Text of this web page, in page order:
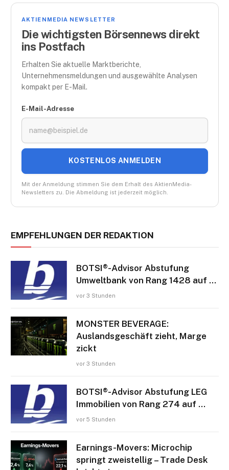
AKTIENMEDIA NEWSLETTER
Die wichtigsten Börsennews direkt
ins Postfach
Erhalten Sie aktuelle Marktberichte,
Unternehmensmeldungen und ausgewählte Analysen
kompakt per E-Mail.
E-Mail-Adresse
KOSTENLOS ANMELDEN
Mit der Anmeldung stimmen Sie dem Erhalt des AktienMedia-
Newsletters zu. Die Abmeldung ist jederzeit möglich.
EMPFEHLUNGEN DER REDAKTION
BOTSI®-Advisor Abstufung
Umweltbank von Rang 1428 auf …
vor 3 Stunden
MONSTER BEVERAGE:
Auslandsgeschäft zieht, Marge
zickt
vor 3 Stunden
BOTSI®-Advisor Abstufung LEG
Immobilien von Rang 274 auf …
vor 5 Stunden
Earnings-Movers: Microchip
springt zweistellig – Trade Desk